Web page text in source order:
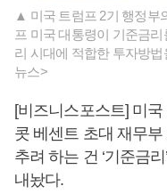
▲ 미국 트럼프 2기 행정부
프 미국 대통령이 기준금
리 시대에 적합한 투자방
뉴스>
[비즈니스포스트] 미
콧 베센트 초대 재무
추려 하는 건 ‘기준금
내놨다.